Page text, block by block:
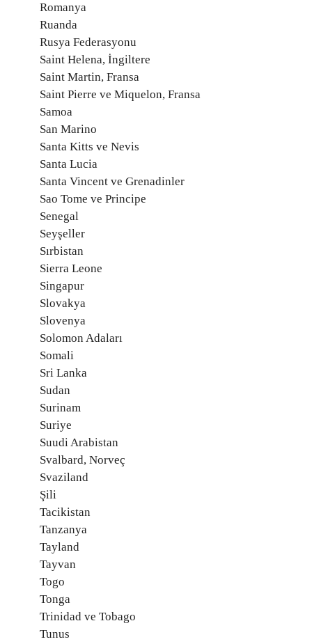
Romanya
Ruanda
Rusya Federasyonu
Saint Helena, İngiltere
Saint Martin, Fransa
Saint Pierre ve Miquelon, Fransa
Samoa
San Marino
Santa Kitts ve Nevis
Santa Lucia
Santa Vincent ve Grenadinler
Sao Tome ve Principe
Senegal
Seyşeller
Sırbistan
Sierra Leone
Singapur
Slovakya
Slovenya
Solomon Adaları
Somali
Sri Lanka
Sudan
Surinam
Suriye
Suudi Arabistan
Svalbard, Norveç
Svaziland
Şili
Tacikistan
Tanzanya
Tayland
Tayvan
Togo
Tonga
Trinidad ve Tobago
Tunus